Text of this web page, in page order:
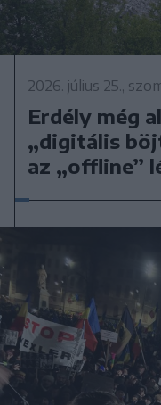
2026. július 25.,
Erdély még
„digitális
az „offline”